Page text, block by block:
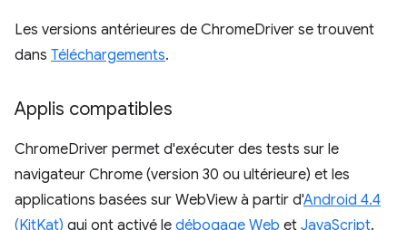
Les versions antérieures de ChromeDriver se trouvent
dans Téléchargements.
Applis compatibles
ChromeDriver permet d'exécuter des tests sur le
navigateur Chrome (version 30 ou ultérieure) et les
applications basées sur WebView à partir d'Android 4.4
(KitKat) qui ont activé le débogage Web et JavaScript.